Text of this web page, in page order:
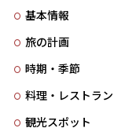
基本情報
旅の計画
時期・季節
料理・レストラン
観光スポット